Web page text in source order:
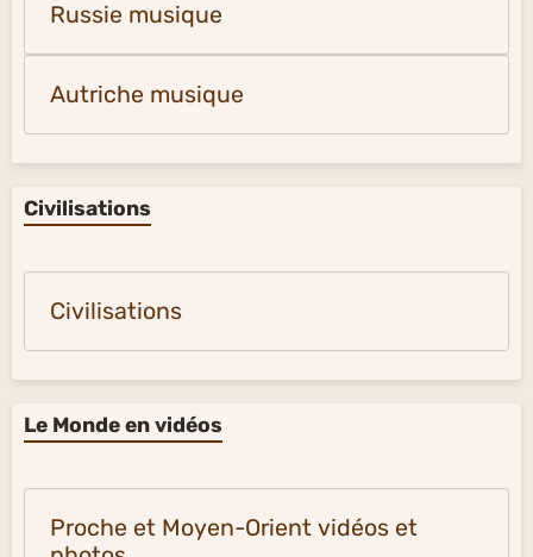
Russie musique
Autriche musique
Civilisations
Civilisations
Le Monde en vidéos
Proche et Moyen-Orient vidéos et